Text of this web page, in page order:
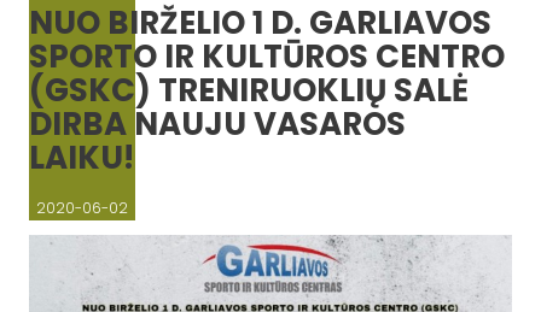
NUO BIRŽELIO 1 D. GARLIAVOS
SPORTO IR KULTŪROS CENTRO
(GSKC) TRENIRUOKLIŲ SALĖ
DIRBA NAUJU VASAROS
LAIKU!
2020-06-02